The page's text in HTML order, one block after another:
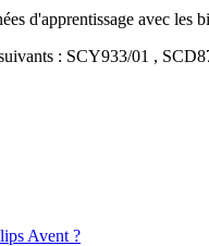
d'apprentissage avec les
: SCY933/01 ,
Avent ?